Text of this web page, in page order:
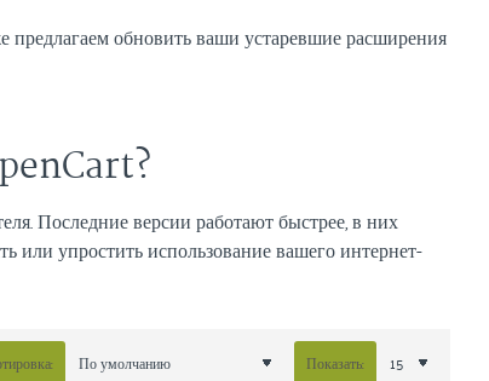
обновить ваши устаревшие расширения
Последние версии работают быстрее, в них
упростить использование вашего интернет-
Показать: